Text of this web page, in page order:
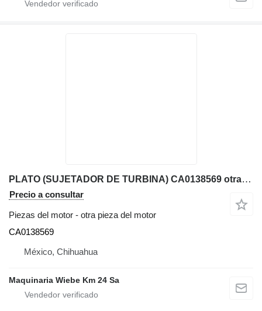
PLATO (SUJETADOR DE TURBINA) CA0138569 otra pieza del motor para Komatsu WB140-2 retroexcavadora
Precio a consultar
Piezas del motor - otra pieza del motor
CA0138569
México, Chihuahua
Maquinaria Wiebe Km 24 Sa